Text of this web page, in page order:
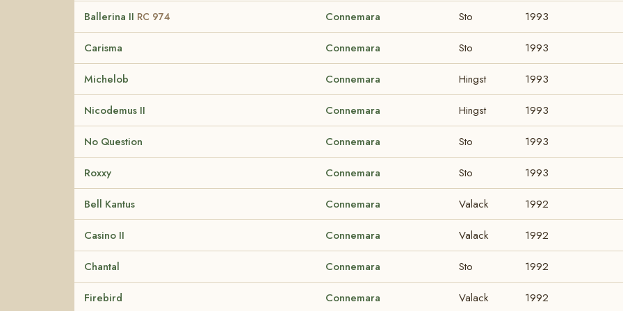
Ballerina II RC 974 Connemara Sto 1993
Carisma Connemara Sto 1993
Michelob Connemara Hingst 1993
Nicodemus II Connemara Hingst 1993
No Question Connemara Sto 1993
Roxxy Connemara Sto 1993
Bell Kantus Connemara Valack 1992
Casino II Connemara Valack 1992
Chantal Connemara Sto 1992
Firebird Connemara Valack 1992